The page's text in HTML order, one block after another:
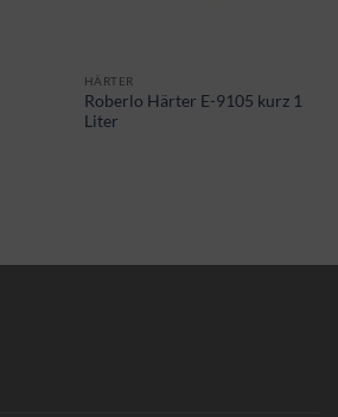
HÄRTER
Roberlo Härter E-9105 kurz 1
Liter